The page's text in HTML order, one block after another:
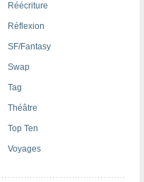
Réécriture
Réflexion
SF/Fantasy
Swap
Tag
Théâtre
Top Ten
Voyages